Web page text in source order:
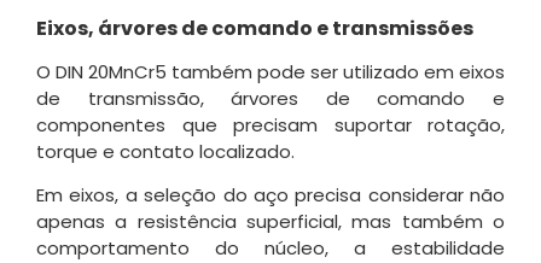
Eixos, árvores de comando e transmissões
O DIN 20MnCr5 também pode ser utilizado em eixos
de transmissão, árvores de comando e
componentes que precisam suportar rotação,
torque e contato localizado.
Em eixos, a seleção do aço precisa considerar não
apenas a resistência superficial, mas também o
comportamento do núcleo, a estabilidade